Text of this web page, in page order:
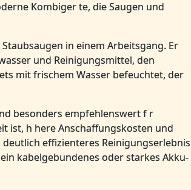
Kombiger te, die Saugen und
Staubsaugen in einem Arbeitsgang. Er
und Reinigungsmittel, den
mit frischem Wasser befeuchtet, der
besonders empfehlenswert f r
ist, h here Anschaffungskosten und
effizienteres Reinigungserlebnis
kabelgebundenes oder starkes Akku-